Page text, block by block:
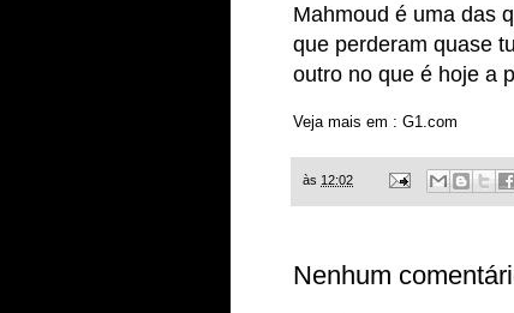
Mahmoud é uma das
que perderam quase
outro no que é hoje a
Veja mais em : G1.com
às 12:02
Nenhum